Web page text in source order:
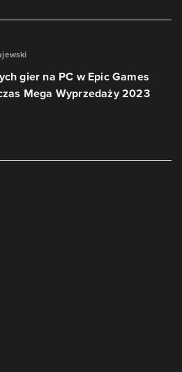
gier na PC w Epic Games
Mega Wyprzedaży 2023